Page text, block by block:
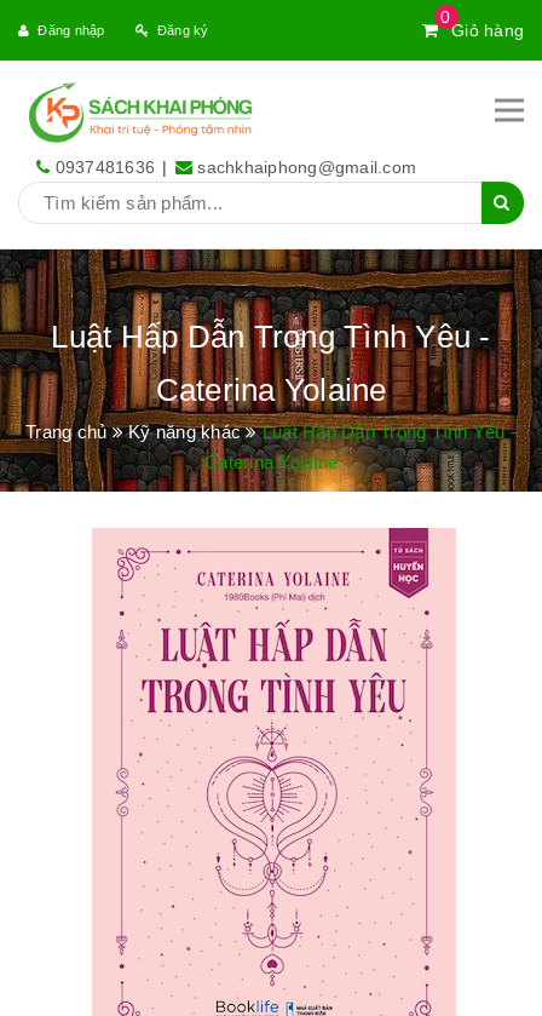
0
Giỏ hàng
Đăng nhập Đăng ký
0937481636 | sachkhaiphong@gmail.com
Luật Hấp Dẫn Trong Tình Yêu -
Caterina Yolaine
Trang chủ Kỹ năng khác
Luật Hấp Dẫn Trong Tình Yêu -
Caterina Yolaine